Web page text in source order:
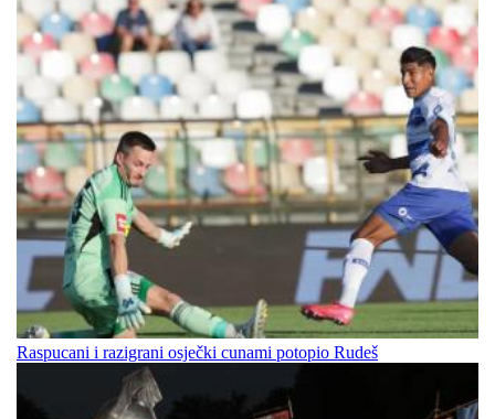
Raspucani i razigrani osječki cunami potopio Rudeš